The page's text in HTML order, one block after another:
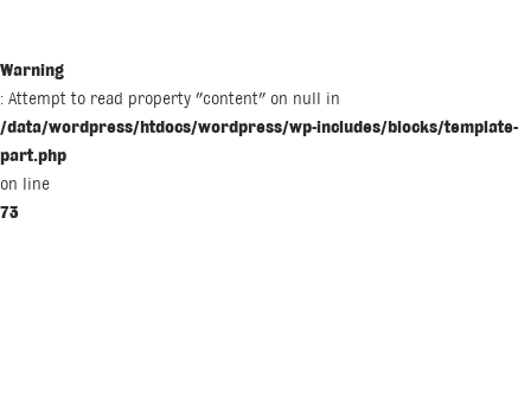
Warning
: Attempt to read property "content" on null in
/data/wordpress/htdocs/wordpress/wp-includes/blocks/template-
part.php
on line
73